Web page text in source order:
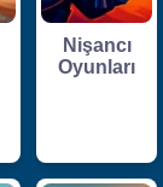
Nişancı
Oyunları